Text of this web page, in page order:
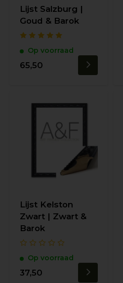
Lijst Salzburg |
Goud & Barok
Op voorraad
65,50
Lijst Kelston
Zwart | Zwart &
Barok
Op voorraad
37,50